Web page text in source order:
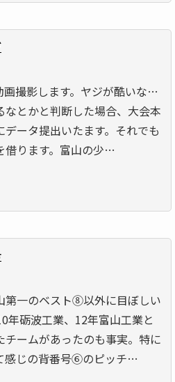
撮影します。ヤジが酷いな…
とかと判断した場合、大会本
ータ提出いたます。それでも
借ります。富山の少…
第一のベスト⑧以外に目ぼしい
年砺波工業、12年富山工業と
ームがあったのも事実。特に
感じの背番号⑥のピッチ…